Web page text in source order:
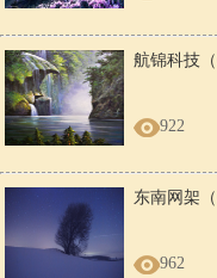
航锦科技
922
东南网架
962